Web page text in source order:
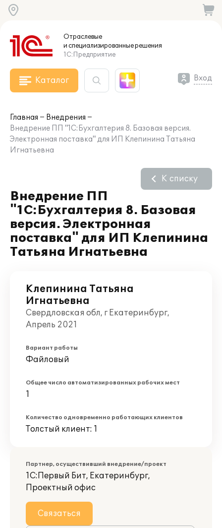
Отраслевые
и специализированныерешения
1С:Предприятие
Каталог Вход
Главная
Внедрения
Внедрение ПП "1С:Бухгалтерия 8. Базовая версия.
Электронная поставка" для ИП Клепинина Татьяна
Игнатьевна
Внедрение ПП
"1С:Бухгалтерия 8. Базовая
версия. Электронная
поставка" для ИП Клепинина
Татьяна Игнатьевна
К списку
Клепинина Татьяна
Игнатьевна
Свердловская обл, г Екатеринбург,
Апрель 2021
Вариант работы
Файловый
Общее число автоматизированных рабочих мест
1
Количество одновременно работающих клиентов
Толстый клиент: 1
Партнер, осуществивший внедрение/проект
1С:Первый Бит, Екатеринбург,
Проектный офис
Связаться